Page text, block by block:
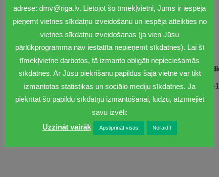
1201
dmv@riga.lv
Pirmdiena Otrdiena Trešdiena Ceturtdiena
08:30-17:00 08:00-17:00 08:00-17:00 08:00-17:00 08:00-
adrese: dmv@riga.lv. Lietojot šo tīmekļvietni, Jums ir iespēja
pieņemt vietnes sīkdatņu izveidošanu un iespēja atteikties no
vietnes sīkdatņu izveidošanas (ja vien Jūsu
pārlūkprogramma nav iestatīta nepieņemt sīkdatnes). Lai šī
tīmekļvietne darbotos, tā izmanto obligāti nepieciešamās
sīkdatnes. Ar Jūsu piekrišanu papildus šajā vietnē var tikt
izmantotas statistikas un sociālo mediju sīkdatnes. Ja
piekrītat šo papildu sīkdatņu izmantošanai, lūdzu, atzīmējiet
savu izvēli:
Uzzināt vairāk
Apstiprināt visas Noraidīt